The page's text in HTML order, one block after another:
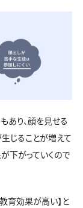
あり、顔を見せる
じることが増えて
下がっていくので
育効果が高い】と